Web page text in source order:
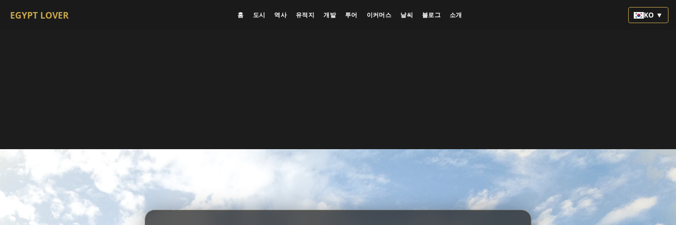
EGYPT LOVER 홈 도시 역사 유적지 개발 투어 이커머스 날씨 블로그 소개 KO ▼